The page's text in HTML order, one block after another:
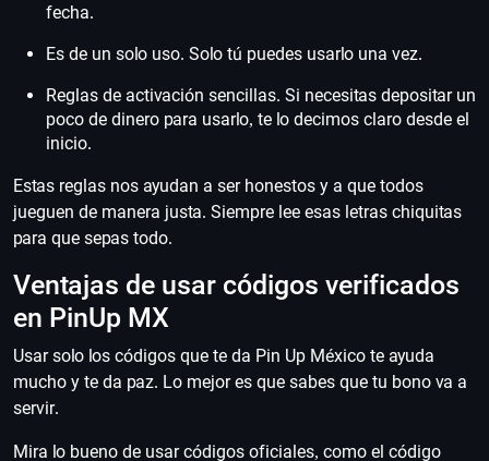
fecha.
Es de un solo uso. Solo tú puedes usarlo una vez.
Reglas de activación sencillas. Si necesitas depositar un
poco de dinero para usarlo, te lo decimos claro desde el
inicio.
Estas reglas nos ayudan a ser honestos y a que todos
jueguen de manera justa. Siempre lee esas letras chiquitas
para que sepas todo.
Ventajas de usar códigos verificados
en PinUp MX
Usar solo los códigos que te da Pin Up México te ayuda
mucho y te da paz. Lo mejor es que sabes que tu bono va a
servir.
Mira lo bueno de usar códigos oficiales, como el código